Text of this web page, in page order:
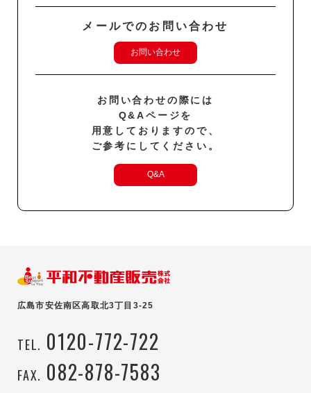
メールでのお問い合わせ
お問い合わせ
お問い合わせの際には
Q&Aページを
用意しておりますので、
ご参考にしてください。
Q&A
広島市安佐南区高取北3丁目3-25
TEL. 0120-772-722
FAX. 082-878-7583